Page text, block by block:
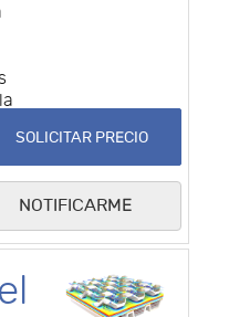
SOLICITAR PRECIO
NOTIFICARME